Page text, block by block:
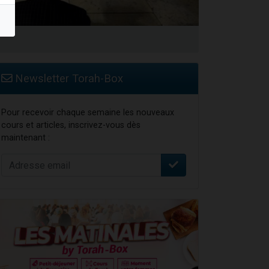
Newsletter Torah-Box
Pour recevoir chaque semaine les nouveaux
cours et articles, inscrivez-vous dès
maintenant :